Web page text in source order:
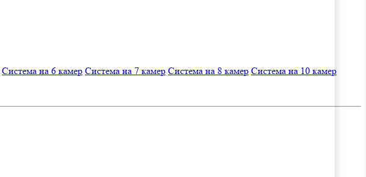
Система на 6 камер Система на 7 камер Система на 8 камер Система на 10 камер